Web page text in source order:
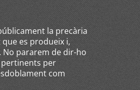
la precària
que es produeix i,
No pararem de dir-ho
pertinents per
com